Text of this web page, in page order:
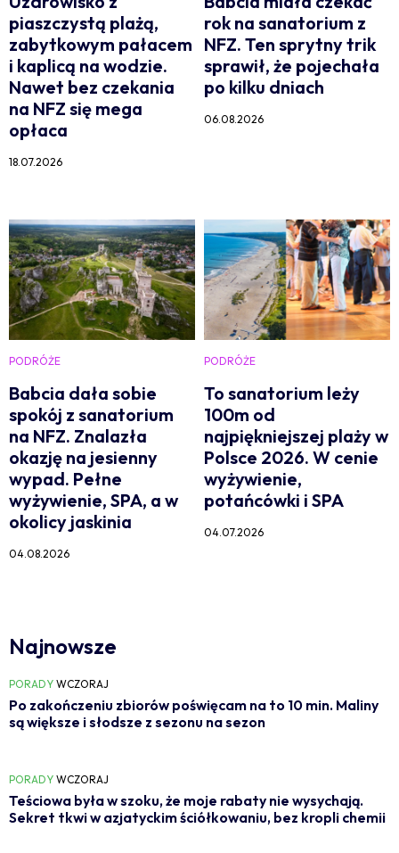
piaszczystą plażą,
zabytkowym pałacem
i kaplicą na wodzie.
Nawet bez czekania
na NFZ się mega
opłaca
18.07.2026
rok na sanatorium z
NFZ. Ten sprytny trik
sprawił, że pojechała
po kilku dniach
06.08.2026
PODRÓŻE
Babcia dała sobie
spokój z sanatorium
na NFZ. Znalazła
okazję na jesienny
wypad. Pełne
wyżywienie, SPA, a w
okolicy jaskinia
04.08.2026
PODRÓŻE
To sanatorium leży
100m od
najpiękniejszej plaży w
Polsce 2026. W cenie
wyżywienie,
potańcówki i SPA
04.07.2026
Najnowsze
PORADY WCZORAJ
Po zakończeniu zbiorów poświęcam na to 10 min. Maliny
są większe i słodsze z sezonu na sezon
PORADY WCZORAJ
Teściowa była w szoku, że moje rabaty nie wysychają.
Sekret tkwi w azjatyckim ściółkowaniu, bez kropli chemii